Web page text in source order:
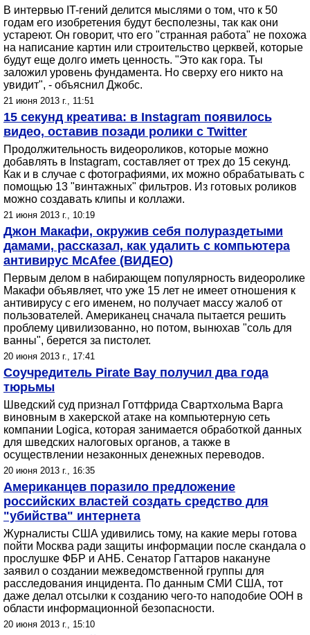
В интервью IT-гений делится мыслями о том, что к 50
годам его изобретения будут бесполезны, так как они
устареют. Он говорит, что его "странная работа" не похожа
на написание картин или строительство церквей, которые
будут еще долго иметь ценность. "Это как гора. Ты
заложил уровень фундамента. Но сверху его никто на
увидит", - объяснил Джобс.
21 июня 2013 г., 11:51
15 секунд креатива: в Instagram появилось
видео, оставив позади ролики с Twitter
Продолжительность видеороликов, которые можно
добавлять в Instagram, составляет от трех до 15 секунд.
Как и в случае с фотографиями, их можно обрабатывать с
помощью 13 "винтажных" фильтров. Из готовых роликов
можно создавать клипы и коллажи.
21 июня 2013 г., 10:19
Джон Макафи, окружив себя полураздетыми
дамами, рассказал, как удалить с компьютера
антивирус McAfee (ВИДЕО)
Первым делом в набирающем популярность видеоролике
Макафи объявляет, что уже 15 лет не имеет отношения к
антивирусу с его именем, но получает массу жалоб от
пользователей. Американец сначала пытается решить
проблему цивилизованно, но потом, вынюхав "соль для
ванны", берется за пистолет.
20 июня 2013 г., 17:41
Соучредитель Pirate Bay получил два года
тюрьмы
Шведский суд признал Готтфрида Свартхольма Варга
виновным в хакерской атаке на компьютерную сеть
компании Logica, которая занимается обработкой данных
для шведских налоговых органов, а также в
осуществлении незаконных денежных переводов.
20 июня 2013 г., 16:35
Американцев поразило предложение
российских властей создать средство для
"убийства" интернета
Журналисты США удивились тому, на какие меры готова
пойти Москва ради защиты информации после скандала о
прослушке ФБР и АНБ. Сенатор Гаттаров накануне
заявил о создании межведомственной группы для
расследования инцидента. По данным СМИ США, тот
даже делал отсылки к созданию чего-то наподобие ООН в
области информационной безопасности.
20 июня 2013 г., 15:10